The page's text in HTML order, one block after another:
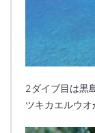
2ダイブ目は黒
ツキカエルウオ